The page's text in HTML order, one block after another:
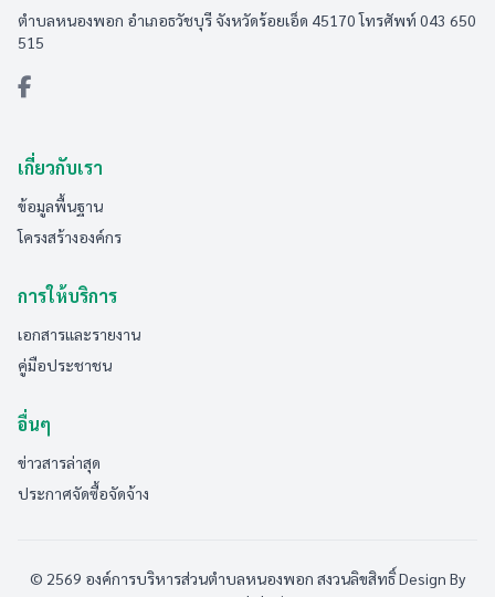
ตำบลหนองพอก อำเภอธวัชบุรี จังหวัดร้อยเอ็ด 45170 โทรศัพท์ 043 650
515
เกี่ยวกับเรา
ข้อมูลพื้นฐาน
โครงสร้างองค์กร
การให้บริการ
เอกสารและรายงาน
คู่มือประชาชน
อื่นๆ
ข่าวสารล่าสุด
ประกาศจัดซื้อจัดจ้าง
© 2569 องค์การบริหารส่วนตำบลหนองพอก สงวนลิขสิทธิ์Design By